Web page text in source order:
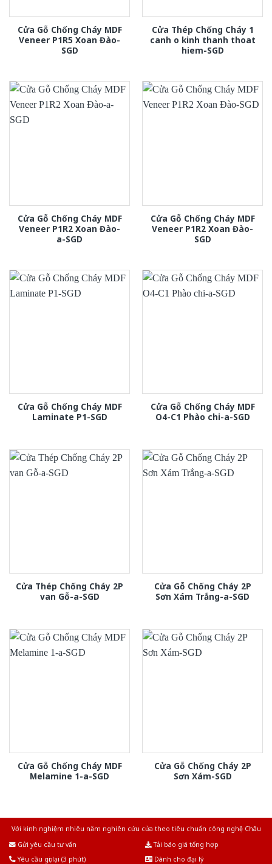
Cửa Gỗ Chống Cháy MDF
Veneer P1R5 Xoan Đào-
SGD
Cửa Thép Chống Cháy 1
canh o kinh thanh thoat
hiem-SGD
Cửa Gỗ Chống Cháy MDF
Veneer P1R2 Xoan Đào-
a-SGD
Cửa Gỗ Chống Cháy MDF
Veneer P1R2 Xoan Đào-
SGD
Cửa Gỗ Chống Cháy MDF
Laminate P1-SGD
Cửa Gỗ Chống Cháy MDF
O4-C1 Phào chi-a-SGD
Cửa Thép Chống Cháy 2P
van Gỗ-a-SGD
Cửa Gỗ Chống Cháy 2P
Sơn Xám Trắng-a-SGD
Cửa Gỗ Chống Cháy MDF
Melamine 1-a-SGD
Cửa Gỗ Chống Cháy 2P
Sơn Xám-SGD
Với kinh nghiệm nhiêu năm nghiên cứu cửa theo tiêu chuẩn công nghệ Châu
Gửi yêu cầu tư vấn
Tải báo giá tổng hợp
Yêu cầu gọi lại (3 phút)
Dành cho đại lý